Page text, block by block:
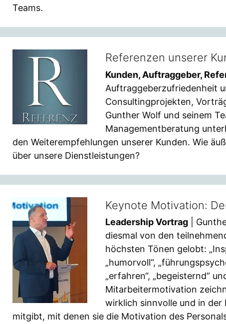
Teams.
Referenzen unserer
Kunden, Auftraggeber,
Auftraggeberzufriedenheit
Consultingprojekten,
Gunther Wolf und seinem
Managementberatung
den Weiterempfehlungen unserer Kunden. Wie
über unsere Dienstleistungen?
Keynote Motivation:
Leadership Vortrag |
diesmal von den
höchsten Tönen gelobt:
„humorvoll“,
„erfahren“, „begeisternd“
Mitarbeitermotivation
wirklich sinnvolle und in
mitgibt, mit denen sie die Motivation des